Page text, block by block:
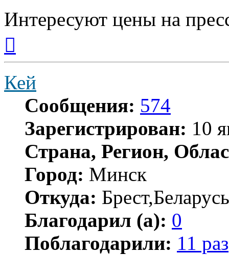
Интересуют цены на
началу
Кей
Сообщения: 574
Зарегистрирован: 10
Страна, Регион,
Город: Минск
Откуда: Брест,Беларусь
Благодарил (а): 0
Поблагодарили: 11 раз